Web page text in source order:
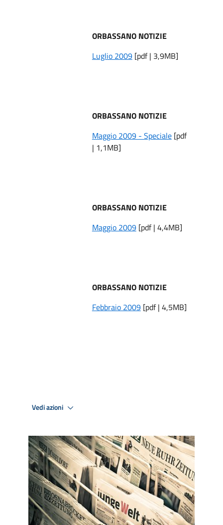
ORBASSANO NOTIZIE
Luglio 2009[pdf | 3,9MB]
ORBASSANO NOTIZIE
Maggio 2009 - Speciale[pdf
| 1,1MB]
ORBASSANO NOTIZIE
Maggio 2009[pdf | 4,4MB]
ORBASSANO NOTIZIE
Febbraio 2009[pdf | 4,5MB]
Vedi azioni